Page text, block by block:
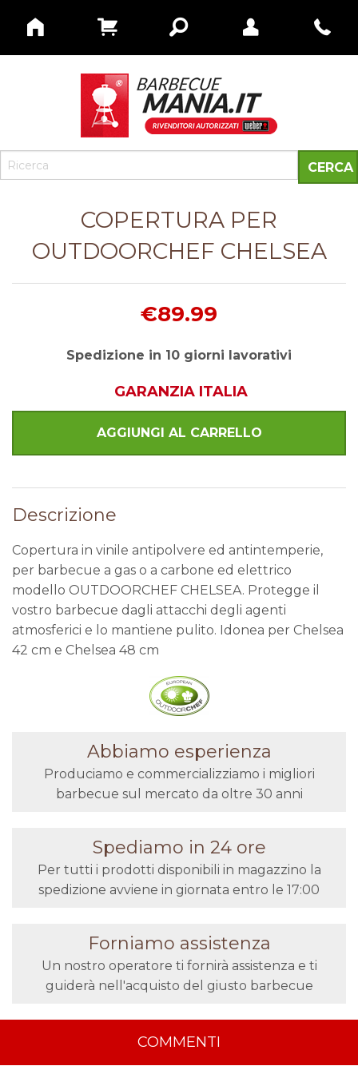
COPERTURA PER
OUTDOORCHEF CHELSEA
€89.99
Spedizione in 10 giorni lavorativi
GARANZIA ITALIA
Descrizione
Copertura in vinile antipolvere ed antintemperie,
per barbecue a gas o a carbone ed elettrico
modello OUTDOORCHEF CHELSEA. Protegge il
vostro barbecue dagli attacchi degli agenti
atmosferici e lo mantiene pulito. Idonea per Chelsea
42 cm e Chelsea 48 cm
Abbiamo esperienza
Produciamo e commercializziamo i migliori
barbecue sul mercato da oltre 30 anni
Spediamo in 24 ore
Per tutti i prodotti disponibili in magazzino la
spedizione avviene in giornata entro le 17:00
Forniamo assistenza
Un nostro operatore ti fornirà assistenza e ti
guiderà nell'acquisto del giusto barbecue
COMMENTI